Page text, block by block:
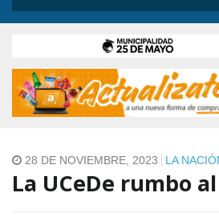
navigation
28 DE NOVIEMBRE, 2023 LA
La UCeDe rumbo